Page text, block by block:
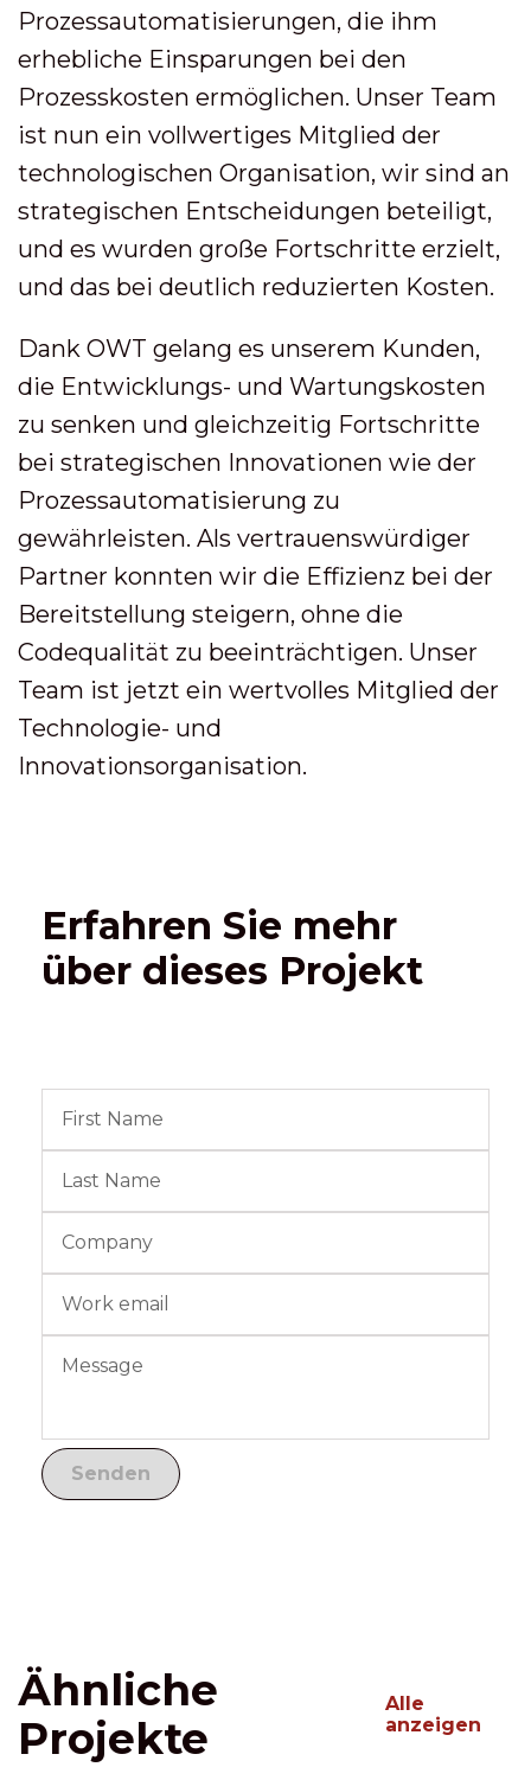
Prozessautomatisierungen, die ihm
erhebliche Einsparungen bei den
Prozesskosten ermöglichen. Unser Team
ist nun ein vollwertiges Mitglied der
technologischen Organisation, wir sind an
strategischen Entscheidungen beteiligt,
und es wurden große Fortschritte erzielt,
und das bei deutlich reduzierten Kosten.
Dank OWT gelang es unserem Kunden,
die Entwicklungs- und Wartungskosten
zu senken und gleichzeitig Fortschritte
bei strategischen Innovationen wie der
Prozessautomatisierung zu
gewährleisten. Als vertrauenswürdiger
Partner konnten wir die Effizienz bei der
Bereitstellung steigern, ohne die
Codequalität zu beeinträchtigen. Unser
Team ist jetzt ein wertvolles Mitglied der
Technologie- und
Innovationsorganisation.
Erfahren Sie mehr
über dieses Projekt
Ähnliche
Projekte
Alle
anzeigen